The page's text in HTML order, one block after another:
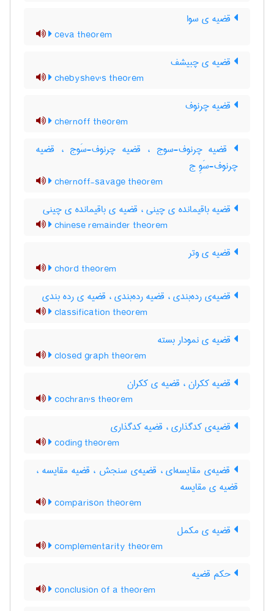
قضیه ی سوا
ceva theorem
قضیه ی چبیشف
chebyshev's theorem
قضیه چرنوف
chernoff theorem
قضیه چرنوف-سوج ، قضیه چرنوف-سَوج ، قضیه
چرنوف-سَوِ ج
chernoff-savage theorem
قضیه باقیمانده ی چینی ، قضیه ی باقیمانده ی چینی
chinese remainder theorem
قضیه ی وتر
chord theorem
قضیه‌ی رده‌بندی ، قضیه رده‌بندی ، قضیه ی رده بندی
classification theorem
قضیه ی نمودار بسته
closed graph theorem
قضیه ککران ، قضیه ی ککران
cochran's theorem
قضیه‌ی کدگذاری ، قضیه کدگذاری
coding theorem
قضیه‌ی مقایسه‌ای ، قضیه‌ی سنجش ، قضیه مقایسه ،
قضیه ی مقایسه
comparison theorem
قضیه ی مکمل
complementarity theorem
حکم قضیه
conclusion of a theorem